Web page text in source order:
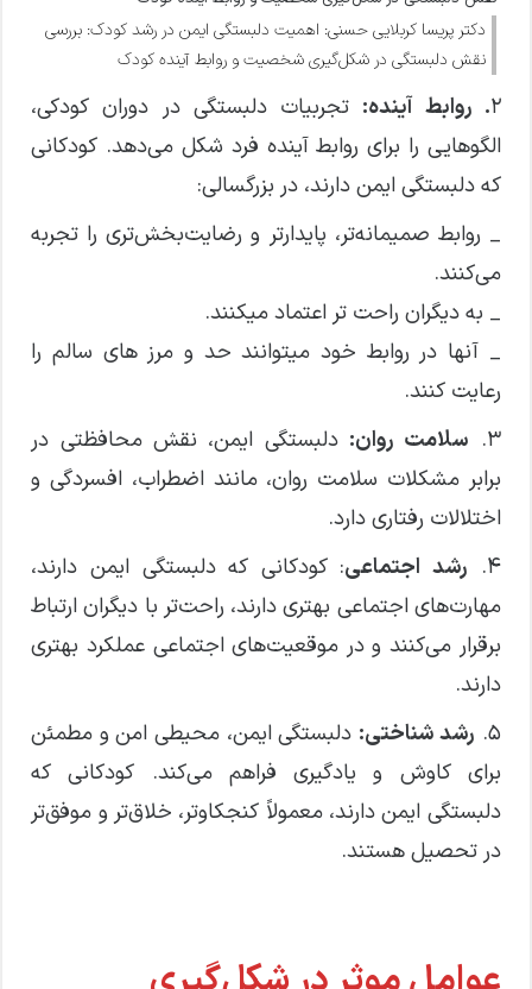
دکتر پریسا کربلایی حسنی: اهمیت دلبستگی ایمن در رشد کودک: بررسی
نقش دلبستگی در شکل‌گیری شخصیت و روابط آینده کودک
۲. روابط آینده: تجربیات دلبستگی در دوران کودکی،
الگوهایی را برای روابط آینده فرد شکل می‌دهد. کودکانی
که دلبستگی ایمن دارند، در بزرگسالی:
_ روابط صمیمانه‌تر، پایدارتر و رضایت‌بخش‌تری را تجربه
می‌کنند.
_ به دیگران راحت تر اعتماد میکنند.
_ آنها در روابط خود میتوانند حد و مرز های سالم را
رعایت کنند.
۳.
سلامت روان: دلبستگی ایمن، نقش محافظتی در
برابر مشکلات سلامت روان، مانند اضطراب، افسردگی و
اختلالات رفتاری دارد.
۴.
رشد اجتماعی: کودکانی که دلبستگی ایمن دارند،
مهارت‌های اجتماعی بهتری دارند، راحت‌تر با دیگران ارتباط
برقرار می‌کنند و در موقعیت‌های اجتماعی عملکرد بهتری
دارند.
۵. رشد شناختی: دلبستگی ایمن، محیطی امن و مطمئن
برای کاوش و یادگیری فراهم می‌کند. کودکانی که
دلبستگی ایمن دارند، معمولاً کنجکاوتر، خلاق‌تر و موفق‌تر
در تحصیل هستند.